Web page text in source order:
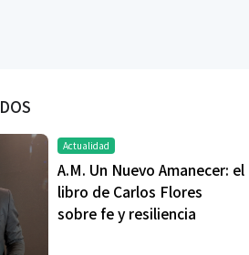
Actualidad
A.M. Un Nuevo Amanecer: el
libro de Carlos Flores
sobre fe y resiliencia